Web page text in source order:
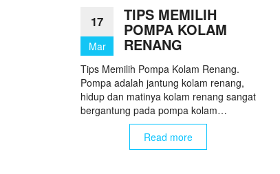
17
Mar
TIPS MEMILIH
POMPA KOLAM
RENANG
Tips Memilih Pompa Kolam Renang.
Pompa adalah jantung kolam renang,
hidup dan matinya kolam renang sangat
bergantung pada pompa kolam…
Read more